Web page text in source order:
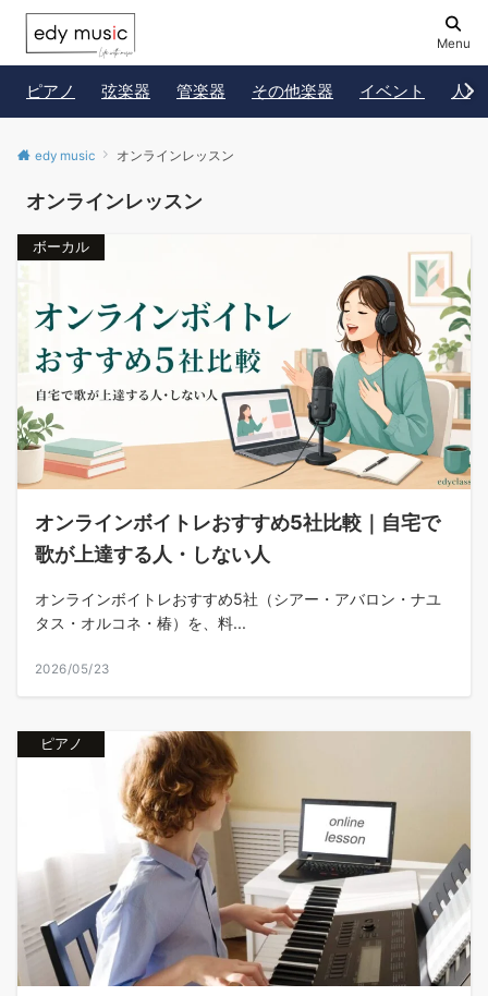
Menu
ピアノ 弦楽器 管楽器 その他楽器 イベント 人物
edy music オンラインレッスン
オンラインレッスン
ボーカル
オンラインボイトレおすすめ5社比較｜自宅で
歌が上達する人・しない人
オンラインボイトレおすすめ5社（シアー・アバロン・ナユ
タス・オルコネ・椿）を、料...
2026/05/23
ピアノ